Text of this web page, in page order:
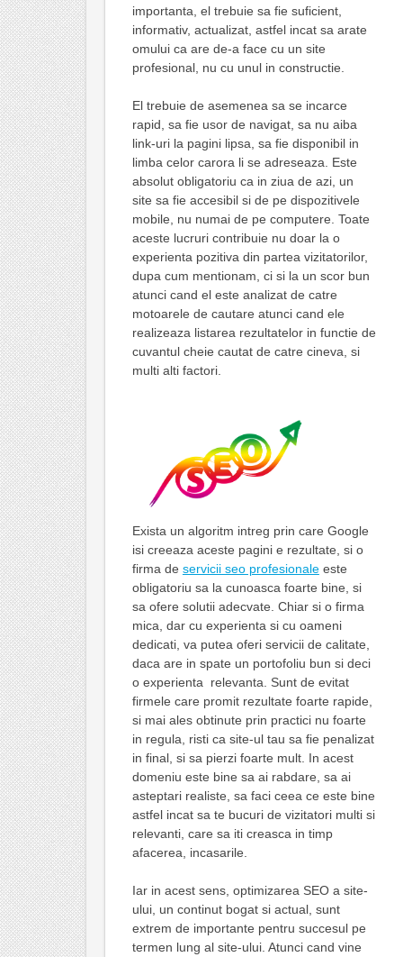
importanta, el trebuie sa fie suficient,
informativ, actualizat, astfel incat sa arate
omului ca are de-a face cu un site
profesional, nu cu unul in constructie.
El trebuie de asemenea sa se incarce
rapid, sa fie usor de navigat, sa nu aiba
link-uri la pagini lipsa, sa fie disponibil in
limba celor carora li se adreseaza. Este
absolut obligatoriu ca in ziua de azi, un
site sa fie accesibil si de pe dispozitivele
mobile, nu numai de pe computere. Toate
aceste lucruri contribuie nu doar la o
experienta pozitiva din partea vizitatorilor,
dupa cum mentionam, ci si la un scor bun
atunci cand el este analizat de catre
motoarele de cautare atunci cand ele
realizeaza listarea rezultatelor in functie de
cuvantul cheie cautat de catre cineva, si
multi alti factori.
Exista un algoritm intreg prin care Google
isi creeaza aceste pagini e rezultate, si o
firma de servicii seo profesionaleeste
obligatoriu sa la cunoasca foarte bine, si
sa ofere solutii adecvate. Chiar si o firma
mica, dar cu experienta si cu oameni
dedicati, va putea oferi servicii de calitate,
daca are in spate un portofoliu bun si deci
o experienta relevanta. Sunt de evitat
firmele care promit rezultate foarte rapide,
si mai ales obtinute prin practici nu foarte
in regula, risti ca site-ul tau sa fie penalizat
in final, si sa pierzi foarte mult. In acest
domeniu este bine sa ai rabdare, sa ai
asteptari realiste, sa faci ceea ce este bine
astfel incat sa te bucuri de vizitatori multi si
relevanti, care sa iti creasca in timp
afacerea, incasarile.
Iar in acest sens, optimizarea SEO a site-
ului, un continut bogat si actual, sunt
extrem de importante pentru succesul pe
termen lung al site-ului. Atunci cand vine